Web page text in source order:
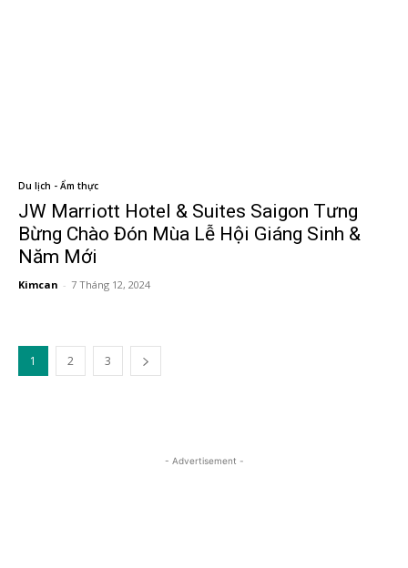
Du lịch - Ẩm thực
JW Marriott Hotel & Suites Saigon Tưng
Bừng Chào Đón Mùa Lễ Hội Giáng Sinh &
Năm Mới
Kimcan - 7 Tháng 12, 2024
1 2 3
- Advertisement -